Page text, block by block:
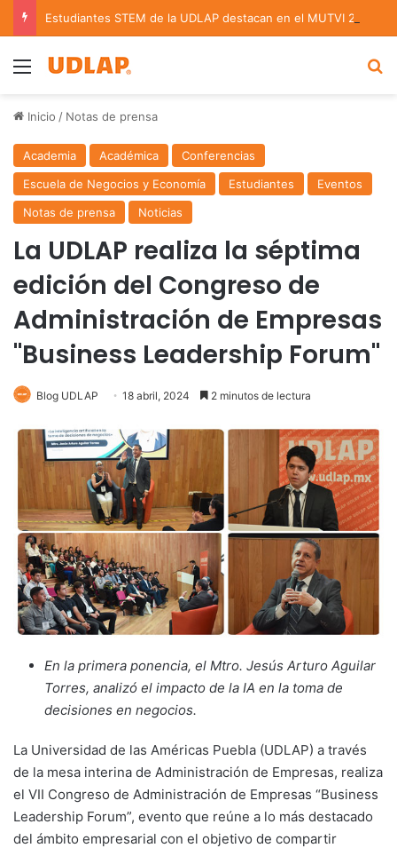
Menu
Inicio / Notas de prensa
Academia Académica
Conferencias
Escuela de Negocios y Economía
Estudiantes
Eventos
Notas de prensa
Noticias
La UDLAP realiza la séptima
edición del Congreso de
Administración de Empresas
"Business Leadership Forum"
Blog UDLAP 18 abril, 2024 2 minutos de lectura
En la primera ponencia, el Mtro. Jesús Arturo Aguilar
Torres, analizó el impacto de la IA en la toma de
decisiones en negocios.
La Universidad de las Américas Puebla (UDLAP) a través
de la mesa interina de Administración de Empresas, realiza
el VII Congreso de Administración de Empresas “Business
Leadership Forum”, evento que reúne a lo más destacado
del ámbito empresarial con el objetivo de compartir